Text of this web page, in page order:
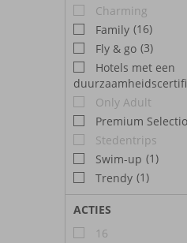
Charming
Family (16)
Fly & go (3)
Hotels met een
Only Adult
Premium
Stedentrips
Swim-up (1)
Trendy (1)
ACTIES
16